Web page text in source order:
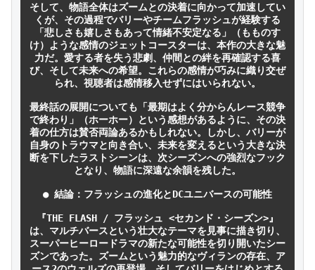
そして、物語全体はズームとの決着に向かって加速してい
くが、その過程でバリーやチームフラッシュが経験する
「悲しさも嬉しさもあって情緒不安定なる」（もものす
け）ような感情のジェットコースターは、本作の大きな魅
力だ。愛する者を失う悲劇、仲間との絆を再確認する喜
び、そして未来への希望。これらの感情が巧みに織り交ぜ
られ、視聴者は感情移入せずにはいられない。
最終話の展開についても「最期はよく分からんレース競争
で終わり」（ホーホー）という感想があるように、その決
着の仕方は賛否両論あるかもしれない。しかし、バリーが
自身のトラウマと向き合い、未来を変えるという大きな決
断を下したラストシーンは、次シーズンへの強烈なフック
となり、物語に深遠な余韻を残した。
● 結論：フラッシュの進化とDCユニバースの可能性
『THE FLASH / フラッシュ <セカンド・シーズン>』
は、マルチバースという壮大なテーマを見事に描き切り、
スーパーヒーロードラマの新たな可能性を切り開いたシー
ズンであった。ズームという魅力的なヴィランの存在、ア